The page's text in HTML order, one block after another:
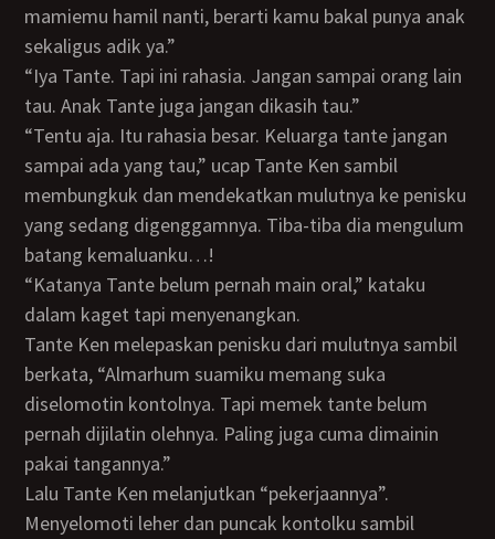
mamiemu hamil nanti, berarti kamu bakal punya anak
sekaligus adik ya.”
“Iya Tante. Tapi ini rahasia. Jangan sampai orang lain
tau. Anak Tante juga jangan dikasih tau.”
“Tentu aja. Itu rahasia besar. Keluarga tante jangan
sampai ada yang tau,” ucap Tante Ken sambil
membungkuk dan mendekatkan mulutnya ke penisku
yang sedang digenggamnya. Tiba-tiba dia mengulum
batang kemaluanku…!
“Katanya Tante belum pernah main oral,” kataku
dalam kaget tapi menyenangkan.
Tante Ken melepaskan penisku dari mulutnya sambil
berkata, “Almarhum suamiku memang suka
diselomotin kontolnya. Tapi memek tante belum
pernah dijilatin olehnya. Paling juga cuma dimainin
pakai tangannya.”
Lalu Tante Ken melanjutkan “pekerjaannya”.
Menyelomoti leher dan puncak kontolku sambil